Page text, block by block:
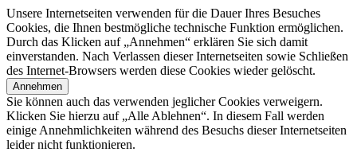
Unsere Internetseiten verwenden für die Dauer Ihres Besuches
Cookies, die Ihnen bestmögliche technische Funktion ermöglichen.
Durch das Klicken auf „Annehmen“ erklären Sie sich damit
einverstanden. Nach Verlassen dieser Internetseiten sowie Schließen
des Internet-Browsers werden diese Cookies wieder gelöscht.
Annehmen
Sie können auch das verwenden jeglicher Cookies verweigern.
Klicken Sie hierzu auf „Alle Ablehnen“. In diesem Fall werden
einige Annehmlichkeiten während des Besuchs dieser Internetseiten
leider nicht funktionieren.